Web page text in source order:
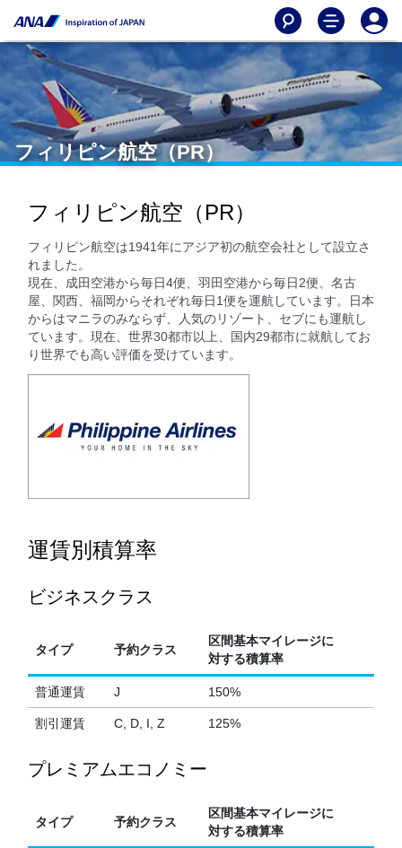
フィリピン航空（PR）
フィリピン航空（PR）
フィリピン航空は1941年にアジア初の航空会社として設立さ
れました。
現在、成田空港から毎日4便、羽田空港から毎日2便、名古
屋、関西、福岡からそれぞれ毎日1便を運航しています。日本
からはマニラのみならず、人気のリゾート、セブにも運航し
ています。現在、世界30都市以上、国内29都市に就航してお
り世界でも高い評価を受けています。
運賃別積算率
ビジネスクラス
タイプ 予約クラス
区間基本マイレージに
対する積算率
普通運賃 J 150%
割引運賃 C, D, I, Z 125%
プレミアムエコノミー
タイプ 予約クラス
区間基本マイレージに
対する積算率